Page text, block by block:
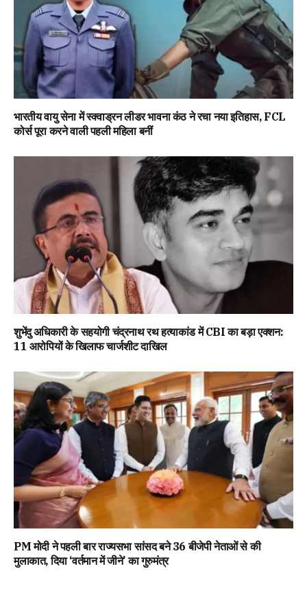
भारतीय वायु सेना में स्क्वाड्रन लीडर भावना कंठ ने रचा नया इतिहास, FCL
कोर्स पूरा करने वाली पहली महिला बनीं
शुभेंदु अधिकारी के सहयोगी चंद्रनाथ रथ हत्याकांड में CBI का बड़ा एक्शन:
11 आरोपियों के खिलाफ चार्जशीट दाखिल
PM मोदी ने पहली बार राज्यसभा सांसद बने 36 बीजेपी नेताओं से की
मुलाकात, दिया ‘वर्तमान में जीने’ का गुरुमंत्र